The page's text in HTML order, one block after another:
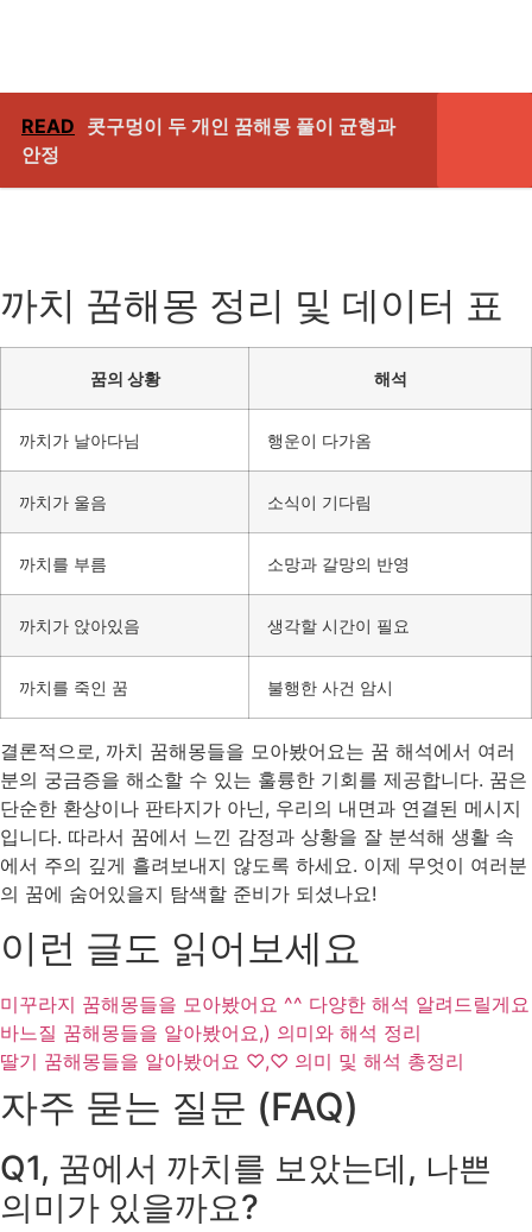
READ 콧구멍이 두 개인 꿈해몽 풀이 균형과
안정
까치 꿈해몽 정리 및 데이터 표
꿈의 상황 해석
까치가 날아다님 행운이 다가옴
까치가 울음 소식이 기다림
까치를 부름 소망과 갈망의 반영
까치가 앉아있음 생각할 시간이 필요
까치를 죽인 꿈 불행한 사건 암시
결론적으로, 까치 꿈해몽들을 모아봤어요는 꿈 해석에서 여러
분의 궁금증을 해소할 수 있는 훌륭한 기회를 제공합니다. 꿈은
단순한 환상이나 판타지가 아닌, 우리의 내면과 연결된 메시지
입니다. 따라서 꿈에서 느낀 감정과 상황을 잘 분석해 생활 속
에서 주의 깊게 흘려보내지 않도록 하세요. 이제 무엇이 여러분
의 꿈에 숨어있을지 탐색할 준비가 되셨나요!
이런 글도 읽어보세요
미꾸라지 꿈해몽들을 모아봤어요 ^^ 다양한 해석 알려드릴게요
바느질 꿈해몽들을 알아봤어요,) 의미와 해석 정리
딸기 꿈해몽들을 알아봤어요 ♡,♡ 의미 및 해석 총정리
자주 묻는 질문 (FAQ)
Q1, 꿈에서 까치를 보았는데, 나쁜
의미가 있을까요?